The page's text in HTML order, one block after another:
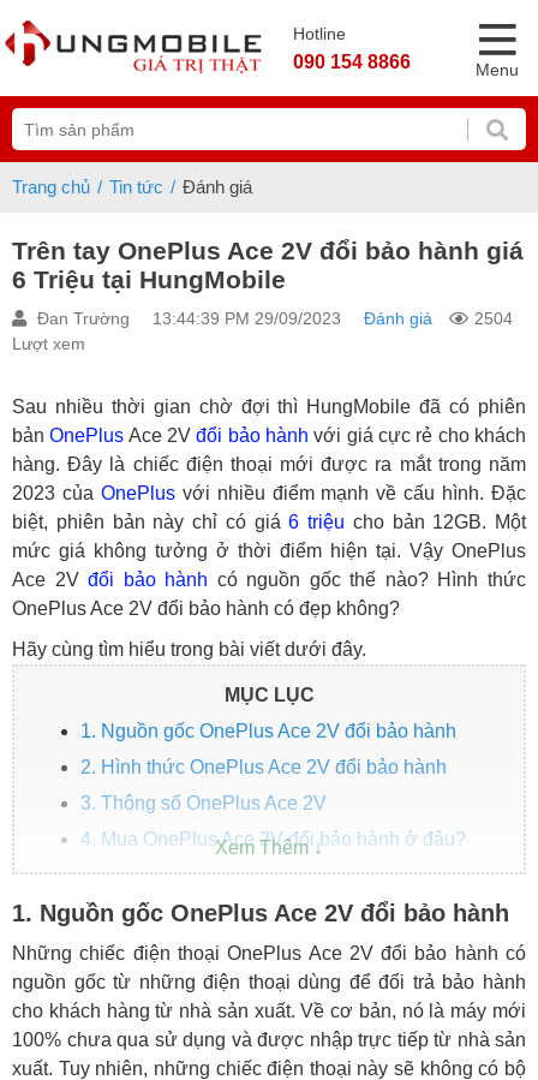
Hotline
090 154 8866 Menu
Trang chủ Tin tức Đánh giá
Trên tay OnePlus Ace 2V đổi bảo hành giá
6 Triệu tại HungMobile
Đan Trường 13:44:39 PM 29/09/2023 Đánh giá
2504
Lượt xem
Sau nhiều thời gian chờ đợi thì HungMobile đã có phiên
bảnOnePlus Ace 2Vđổi bảo hành với giá cực rẻ cho khách
hàng. Đây là chiếc điện thoại mới được ra mắt trong năm
2023 của OnePlusvới nhiều điểm mạnh về cấu hình. Đặc
biệt, phiên bản này chỉ có giá6 triệu cho bản 12GB. Một
mức giá không tưởng ở thời điểm hiện tại. Vậy OnePlus
Ace 2Vđổi bảo hành có nguồn gốc thế nào? Hình thức
OnePlus Ace 2V đổi bảo hành có đẹp không?
Hãy cùng tìm hiểu trong bài viết dưới đây.
MỤC LỤC
1. Nguồn gốc OnePlus Ace 2V đổi bảo hành
2. Hình thức OnePlus Ace 2V đổi bảo hành
3. Thông số OnePlus Ace 2V
4. Mua OnePlus Ace 2V đổi bảo hành ở đâu?
1. Nguồn gốc OnePlus Ace 2V đổi bảo hành
Những chiếc điện thoại OnePlus Ace 2V đổi bảo hành có
nguồn gốc từ những điện thoại dùng để đổi trả bảo hành
cho khách hàng từ nhà sản xuất. Về cơ bản, nó là máy mới
100% chưa qua sử dụng và được nhập trực tiếp từ nhà sản
xuất. Tuy nhiên, những chiếc điện thoại này sẽ không có bộ